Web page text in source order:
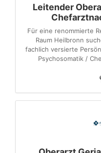
Leitender
Für eine renommierte
Raum Heilbronn
fachlich versierte
Psychosomatik /